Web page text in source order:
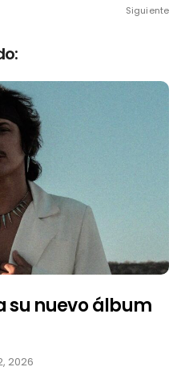
Siguiente
su nuevo álbum
2026